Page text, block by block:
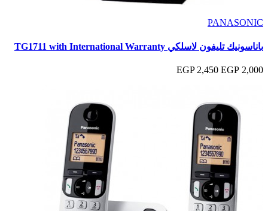
PANASONIC
باناسونيك تليفون لاسلكي TG1711 with International Warranty
2,000 EGP
2,450 EGP